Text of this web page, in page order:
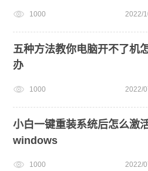
1000 2022/
五种方法教你电脑开不了机
办
1000 2022/
小白一键重装系统后怎么激
windows
1000 2022/